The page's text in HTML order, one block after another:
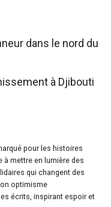
dans le nord du
à Djibouti
pour les histoires
à mettre en lumière des
qui changent des
optimisme
écrits, inspirant espoir et